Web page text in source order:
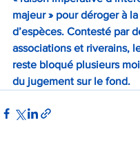
majeur » pour déroger à
d’espèces. Contesté par
associations et riverains,
reste bloqué plusieurs
du jugement sur le fond.